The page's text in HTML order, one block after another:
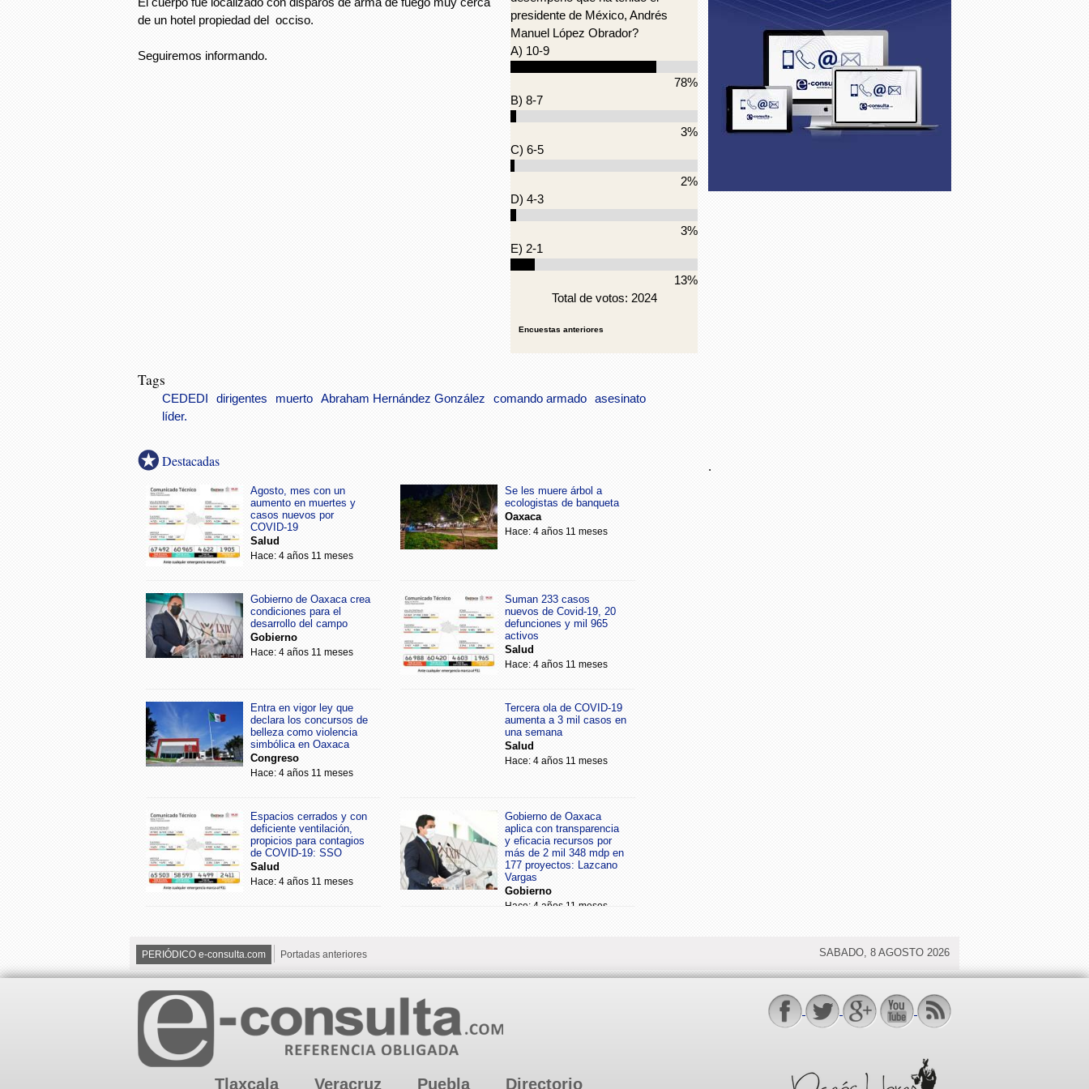
de un hotel propiedad del occiso.
Seguiremos informando.
presidente de México, Andrés
Manuel López Obrador?
A) 10-9
78%
B) 8-7
3%
C) 6-5
2%
D) 4-3
3%
E) 2-1
13%
Total de votos: 2024
Encuestas anteriores
Tags
CEDEDI dirigentes muerto Abraham Hernández González comando armado
asesinato
líder.
Destacadas
Agosto, mes con un
aumento en muertes y
casos nuevos por
COVID-19
Salud
Hace: 4 años 11 meses
Se les muere árbol a
ecologistas de banqueta
Oaxaca
Hace: 4 años 11 meses
Gobierno de Oaxaca crea
condiciones para el
desarrollo del campo
Gobierno
Hace: 4 años 11 meses
Suman 233 casos
nuevos de Covid-19, 20
defunciones y mil 965
activos
Salud
Hace: 4 años 11 meses
Entra en vigor ley que
declara los concursos de
belleza como violencia
simbólica en Oaxaca
Congreso
Hace: 4 años 11 meses
Tercera ola de COVID-19
aumenta a 3 mil casos en
una semana
Salud
Hace: 4 años 11 meses
Espacios cerrados y con
deficiente ventilación,
propicios para contagios
de COVID-19: SSO
Salud
Hace: 4 años 11 meses
Gobierno de Oaxaca
aplica con transparencia
y eficacia recursos por
más de 2 mil 348 mdp en
177 proyectos: Lazcano
Vargas
Gobierno
Hace: 4 años 11 meses
.
PERIÓDICO e-consulta.com Portadas anteriores SABADO, 8 AGOSTO 2026
Tlaxcala Veracruz Puebla Directorio